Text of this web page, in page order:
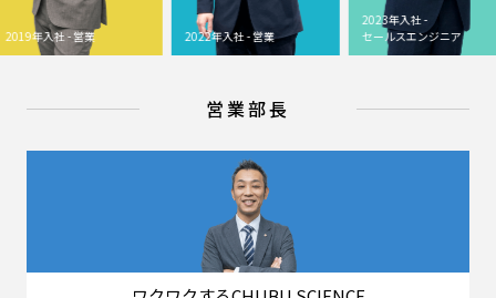
2019年入社 - 営業 2022年入社 - 営業
2023年入社 -
セールスエンジニア
営業部長